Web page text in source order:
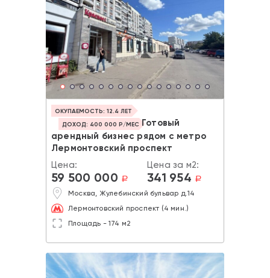
ОКУПАЕМОСТЬ: 12.4 ЛЕТ
ДОХОД: 400 000 Р/МЕС Готовый
арендный бизнес рядом с метро
Лермонтовский проспект
Цена:
59 500 000 a
Цена за м2:
341 954 a
Москва, Жулебинский бульвар д.14
Лермонтовский проспект (4 мин.)
Площадь - 174 м2